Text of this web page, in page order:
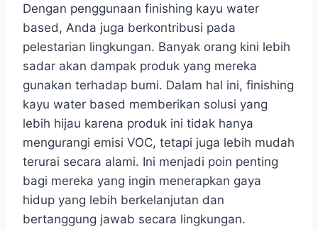
Dengan penggunaan finishing kayu water
based, Anda juga berkontribusi pada
pelestarian lingkungan. Banyak orang kini lebih
sadar akan dampak produk yang mereka
gunakan terhadap bumi. Dalam hal ini, finishing
kayu water based memberikan solusi yang
lebih hijau karena produk ini tidak hanya
mengurangi emisi VOC, tetapi juga lebih mudah
terurai secara alami. Ini menjadi poin penting
bagi mereka yang ingin menerapkan gaya
hidup yang lebih berkelanjutan dan
bertanggung jawab secara lingkungan.